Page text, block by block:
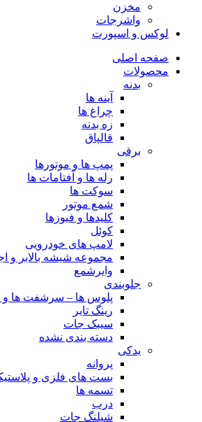
مخزن
واشرجات
لوکس و اسپورت
صفحه اصلی
محصولات
بدنه
آینه ها
چراغ ها
زه بدنه
قالپاق
برقی
پمپ ها و موتورها
رله ها و آفتامات ها
سوکت ها
شمع موتور
کلیدها و فیوزها
کوئل
لامپ های خودرویی
مجموعه شیشه بالابر و
وایرشمع
جلوبندی
پلوس ها – سرشفت ها و
رینگ تایر
سیبک جات
دسته بندی نشده
یدکی
پروانه
بست های فلزی و
تسمه ها
درب
شیلنگ جات